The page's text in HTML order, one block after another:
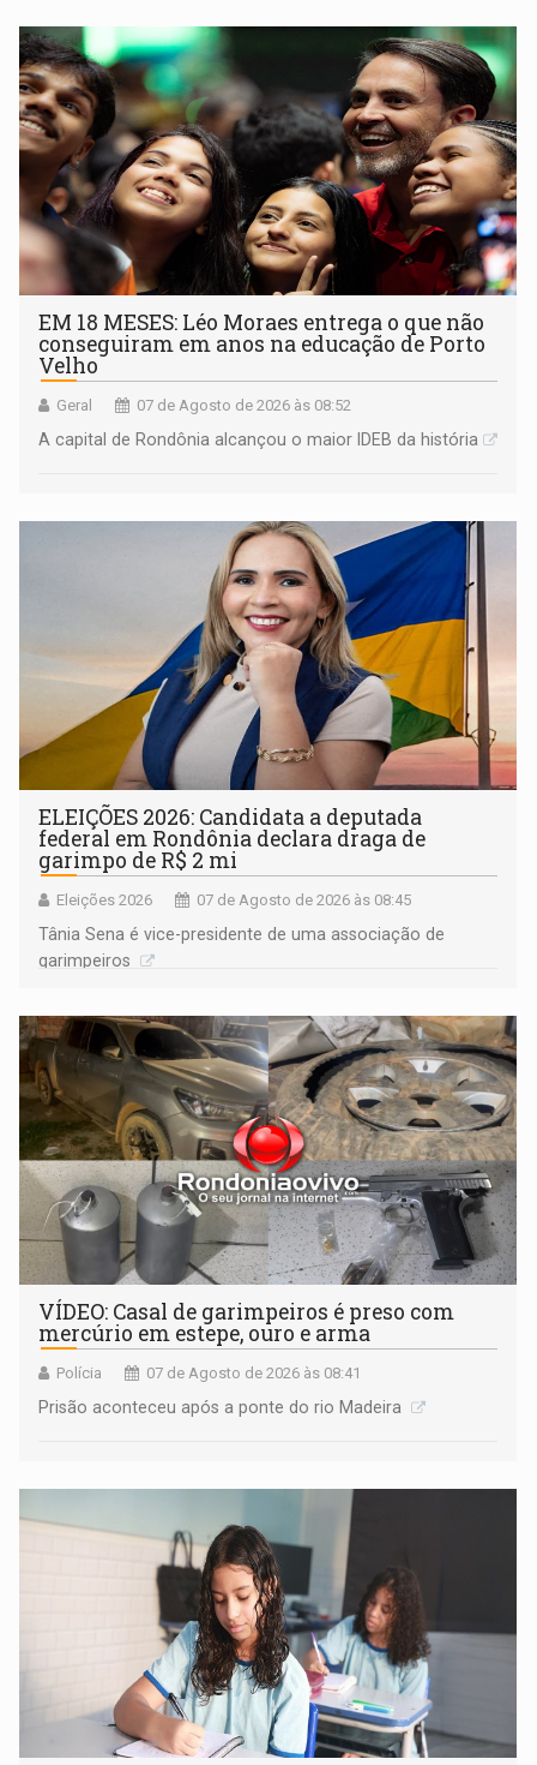
EM 18 MESES: Léo Moraes entrega o que não
conseguiram em anos na educação de Porto
Velho
Geral 07 de Agosto de 2026 às 08:52
A capital de Rondônia alcançou o maior IDEB da história
ELEIÇÕES 2026: Candidata a deputada
federal em Rondônia declara draga de
garimpo de R$ 2 mi
Eleições 2026 07 de Agosto de 2026 às 08:45
Tânia Sena é vice-presidente de uma associação de
garimpeiros
VÍDEO: Casal de garimpeiros é preso com
mercúrio em estepe, ouro e arma
Polícia 07 de Agosto de 2026 às 08:41
Prisão aconteceu após a ponte do rio Madeira